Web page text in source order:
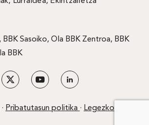
BBK Sasoiko, Ola BBK Zentroa, BBK
BBK
Pribatutasun politika · Legezko